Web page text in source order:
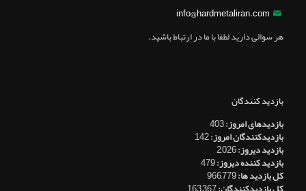
info@hardmetaliran.com
هر سوالی دارید لطفا با ما در ارتباط باشید.
بازدید کنندگان
بازدیدهای امروز:403
بازدیدکنندگان امروز:142
بازدید دیروز:2,026
بازدید کننده دیروز:479
کل بازدید ها:966,779